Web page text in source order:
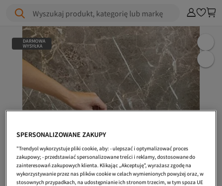
Wyszukaj produkt, kategorię lub markę
DARMOWA
WYSYŁKA
SPERSONALIZOWANE ZAKUPY
"Trendyol wykorzystuje pliki cookie, aby: - ulepszać i optymalizować proces
zakupowy; - przedstawiać spersonalizowane treści i reklamy, dostosowane do
zainteresowań zakupowych klienta. Klikając „Akceptuję”, wyrażasz zgodę na
wykorzystywanie przez nas plików cookie w celach wymienionych powyżej oraz, w
stosownych przypadkach, na udostępnianie ich stronom trzecim, w tym spoza UE